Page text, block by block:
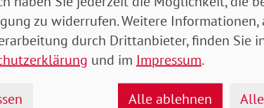
zulasten der Ärmsten
zu widerrufen. Weitere Informationen,
durch Drittanbieter, finden Sie
und im Impressum.
Alle ablehnen